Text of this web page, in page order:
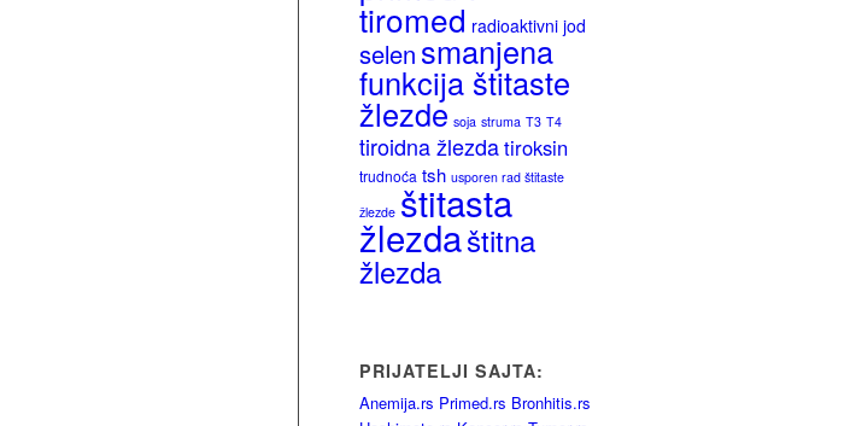
tiromed radioaktivni jod
selen smanjena
funkcija štitaste
žlezde soja struma T3 T4
tiroidna žlezdatiroksin
trudnoća tsh usporen rad štitaste
žlezde štitasta
žlezdaštitna
žlezda
PRIJATELJI SAJTA:
Anemija.rs Primed.rs Bronhitis.rs